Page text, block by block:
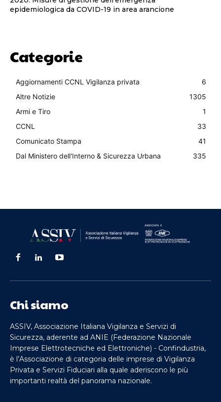
epidemiologica da COVID-19 in area arancione
Categorie
Aggiornamenti CCNL Vigilanza privata
6
Altre Notizie
1305
Armi e Tiro
1
CCNL
33
Comunicato Stampa
41
Dal Ministero dell'Interno & Sicurezza Urbana
335
Chi siamo
ASSIV, Associazione Italiana Vigilanza e Servizi di
Sicurezza, aderente ad ANIE (Federazione Nazionale
Imprese Elettrotecniche ed Elettroniche) - Confindustria,
è l’Associazione di categoria delle imprese di Vigilanza
Privata e Servizi Fiduciari alla quale aderiscono le più
importanti realtà del panorama nazionale.